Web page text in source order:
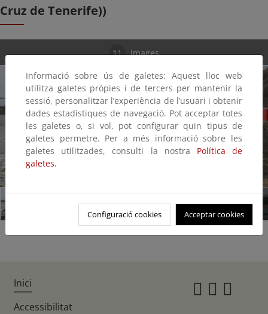
Cruz de Tenerife))
11 Images
Informació sobre ús de galetes: Aquest lloc web
utilitza galetes pròpies i de tercers per mantenir la
sessió, personalitzar l’experiència de l’usuari i obtenir
dades estadístiques de navegació. Pot acceptar totes
les galetes o, si vol, pot configurar quin tipus de
galetes permetre. Per a més informació sobre les
galetes utilitzades, consulti la nostra Política de
galetes.
Configuració cookies Acceptar cookies
Inici
Accessibilitat